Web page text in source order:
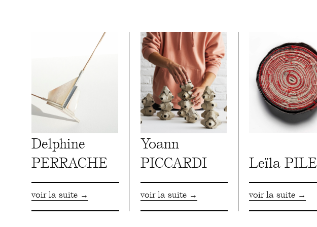
Delphine
PERRACHE
voir la suite →
Yoann
PICCARDI
voir la suite →
Leïla PILE
voir la suite →